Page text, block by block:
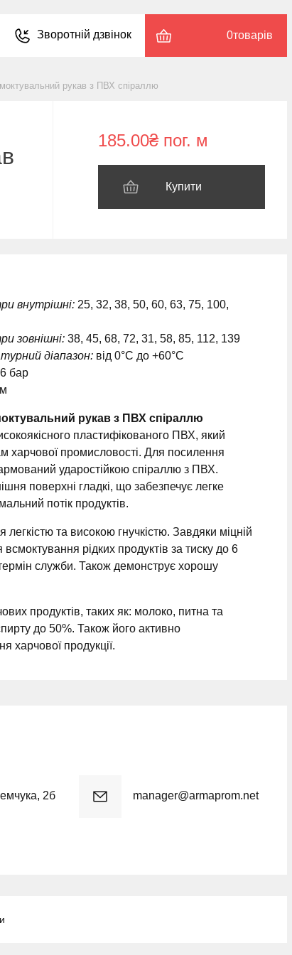
Зворотній дзвінок 0товарів
рукав з ПВХ спіраллю
185.00₴ пог. м
Купити
внутрішні: 25, 32, 38, 50, 60, 63, 75, 100,
зовнішні: 38, 45, 68, 72, 31, 58, 85, 112, 139
діапазон: від 0°C до +60°C
бар
рукав з ПВХ спіраллю
пластифікованого ПВХ, який
харчової промисловості. Для посилення
армований ударостійкою спіраллю з ПВХ.
поверхні гладкі, що забезпечує легке
потік продуктів.
легкістю та високою гнучкістю. Завдяки міцній
рідких продуктів за тиску до 6
термін служби. Також демонструє хорошу
продуктів, таких як: молоко, питна та
до 50%. Також його активно
харчової продукції.
2б manager@armaprom.net